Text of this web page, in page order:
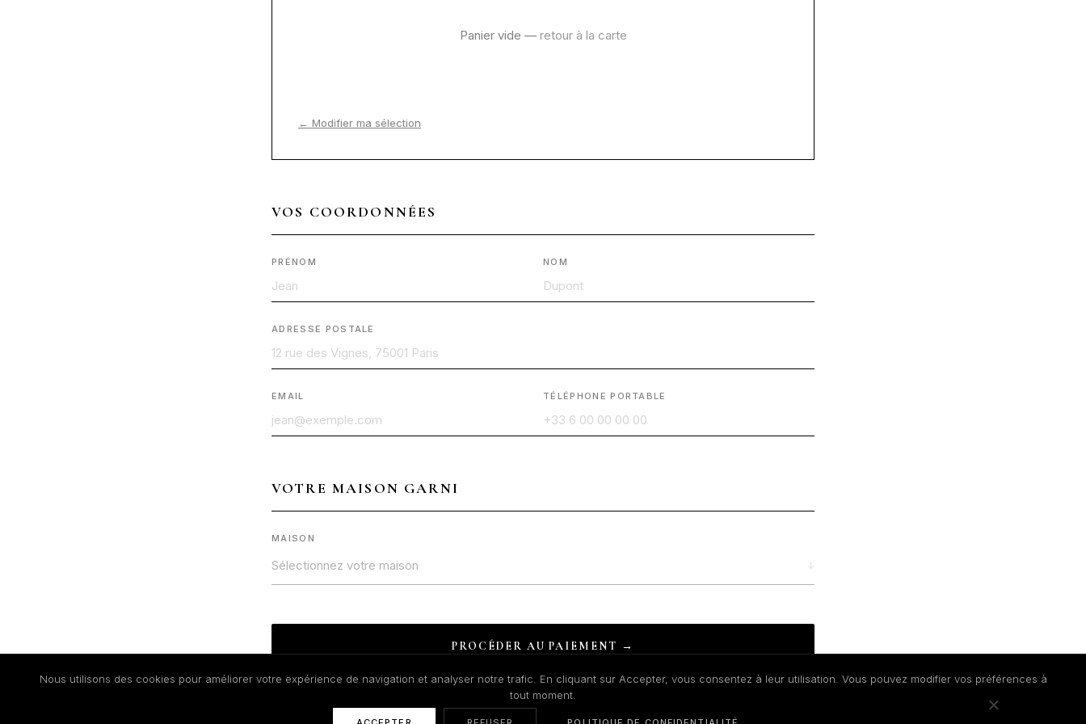
Panier vide — retour à la carte
← Modifier ma sélection
VOS COORDONNÉES
PRÉNOM NOM
ADRESSE POSTALE
EMAIL TÉLÉPHONE PORTABLE
VOTRE MAISON GARNI
MAISON
Sélectionnez votre maison ↓
PROCÉDER AU PAIEMENT →
Nous utilisons des cookies pour améliorer votre expérience de navigation et analyser notre trafic. En cliquant sur Accepter, vous consentez à leur utilisation. Vous pouvez modifier vos préférences à
tout moment.